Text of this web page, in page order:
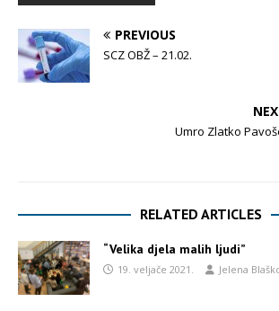
PREVIOUS
SCZ OBŽ – 21.02.
Umro Zlatko
RELATED ARTICLES
“Velika djela malih ljudi”
19. veljače 2021. Jelena